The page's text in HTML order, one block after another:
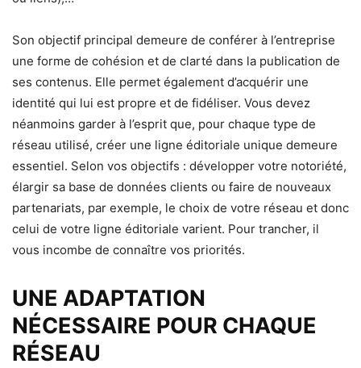
Son objectif principal demeure de conférer à l’entreprise
une forme de cohésion et de clarté dans la publication de
ses contenus. Elle permet également d’acquérir une
identité qui lui est propre et de fidéliser. Vous devez
néanmoins garder à l’esprit que, pour chaque type de
réseau utilisé, créer une ligne éditoriale unique demeure
essentiel. Selon vos objectifs : développer votre notoriété,
élargir sa base de données clients ou faire de nouveaux
partenariats, par exemple, le choix de votre réseau et donc
celui de votre ligne éditoriale varient. Pour trancher, il
vous incombe de connaître vos priorités.
UNE ADAPTATION
NÉCESSAIRE POUR CHAQUE
RÉSEAU